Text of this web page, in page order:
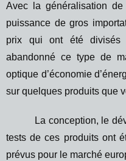
Avec la généralisation
puissance de gros
prix qui ont été
abandonné ce type de
optique d’économie
sur quelques produits que
La conception, le
tests de ces produits ont
prévus pour le marché